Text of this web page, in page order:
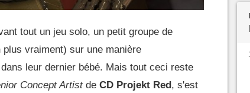
tout un jeu solo, un petit groupe de
vraiment) sur une manière
leur dernier bébé. Mais tout ceci reste
Concept Artistde CD Projekt Red, s'est